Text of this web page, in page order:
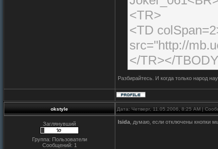
<TR>
<TD
src="http://
</TR></
Разбирайтесь. И когда только народ
okstyle Дата: Четверг, 11.05.2006, 8:25 AM |
Заглянувший
Группа: Пользователи
Сообщений: 1
Isida , думаю, если отключены кнопки